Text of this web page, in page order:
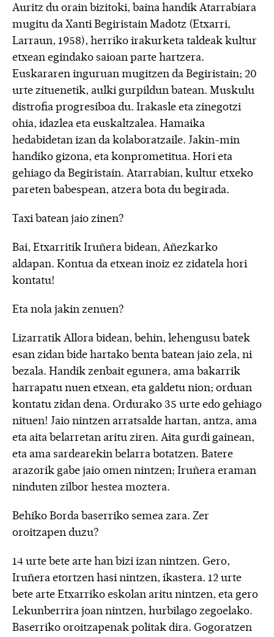
Auritz du orain bizitoki, baina handik Atarrabiara
mugitu da Xanti Begiristain Madotz (Etxarri,
Larraun, 1958), herriko irakurketa taldeak kultur
etxean egindako saioan parte hartzera.
Euskararen inguruan mugitzen da Begiristain; 20
urte zituenetik, aulki gurpildun batean. Muskulu
distrofia progresiboa du. Irakasle eta zinegotzi
ohia, idazlea eta euskaltzalea. Hamaika
hedabidetan izan da kolaboratzaile. Jakin-min
handiko gizona, eta konprometitua. Hori eta
gehiago da Begiristain. Atarrabian, kultur etxeko
pareten babespean, atzera bota du begirada.
Taxi batean jaio zinen?
Bai, Etxarritik Iruñera bidean, Añezkarko
aldapan. Kontua da etxean inoiz ez zidatela hori
kontatu!
Eta nola jakin zenuen?
Lizarratik Allora bidean, behin, lehengusu batek
esan zidan bide hartako benta batean jaio zela, ni
bezala. Handik zenbait egunera, ama bakarrik
harrapatu nuen etxean, eta galdetu nion; orduan
kontatu zidan dena. Ordurako 35 urte edo gehiago
nituen! Jaio nintzen arratsalde hartan, antza, ama
eta aita belarretan aritu ziren. Aita gurdi gainean,
eta ama sardearekin belarra botatzen. Batere
arazorik gabe jaio omen nintzen; Iruñera eraman
ninduten zilbor hestea moztera.
Behiko Borda baserriko semea zara. Zer
oroitzapen duzu?
14 urte bete arte han bizi izan nintzen. Gero,
Iruñera etortzen hasi nintzen, ikastera. 12 urte
bete arte Etxarriko eskolan aritu nintzen, eta gero
Lekunberrira joan nintzen, hurbilago zegoelako.
Baserriko oroitzapenak politak dira. Gogoratzen